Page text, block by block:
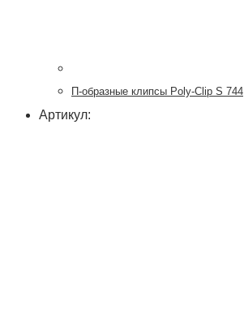
П-образные клипсы Poly-Clip S 744
Артикул: